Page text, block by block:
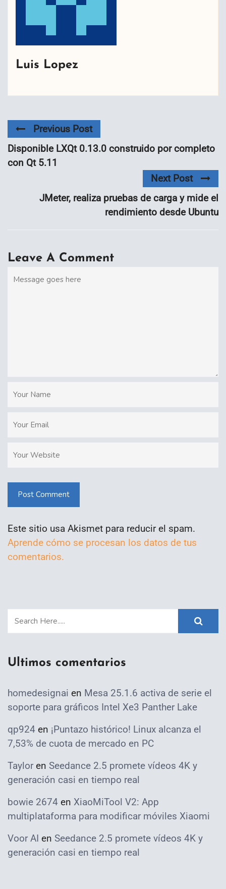
Luis Lopez
Previous Post
Disponible LXQt 0.13.0 construido por completo
con Qt 5.11
Next Post
JMeter, realiza pruebas de carga y mide el
rendimiento desde Ubuntu
Leave A Comment
Post Comment
Este sitio usa Akismet para reducir el spam.
Aprende cómo se procesan los datos de tus
comentarios.
Ultimos comentarios
homedesignai en Mesa 25.1.6 activa de serie el
soporte para gráficos Intel Xe3 Panther Lake
qp924 en ¡Puntazo histórico! Linux alcanza el
7,53% de cuota de mercado en PC
Taylor en Seedance 2.5 promete vídeos 4K y
generación casi en tiempo real
bowie 2674 en XiaoMiTool V2: App
multiplataforma para modificar móviles Xiaomi
Voor AI en Seedance 2.5 promete vídeos 4K y
generación casi en tiempo real